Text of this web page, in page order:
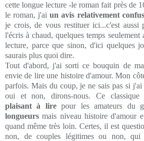
cette longue lecture -le roman fait près de
le roman, j'aiun avis relativement confus
je crois, de vous restituer ici...c'est aussi
l'écris à chaud, quelques temps seulement
lecture, parce que sinon, d'ici quelques
saurais plus quoi dire.
Tout d'abord, j'ai sorti ce bouquin de
envie de lire une histoire d'amour. Mon
parfois. Mais du coup, je ne sais pas si
oui et non, dirons-nous. Ce classique
plaisant à lirepour les amateurs du
longueurs mais niveau histoire d'amour
quand même très loin. Certes, il est
non, de couples légitimes ou non,